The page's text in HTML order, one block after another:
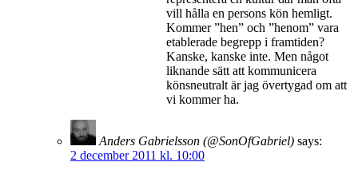
vill hålla en persons kön hemligt.
Kommer ”hen” och ”henom” vara
etablerade begrepp i framtiden?
Kanske, kanske inte. Men något
liknande sätt att kommunicera
könsneutralt är jag övertygad om att
vi kommer ha.
Anders Gabrielsson (@SonOfGabriel) says:
2 december 2011 kl. 10:00